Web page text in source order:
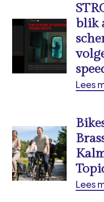
blik
Lees
Lees